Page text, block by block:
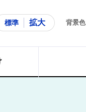
標準 拡大 背景色